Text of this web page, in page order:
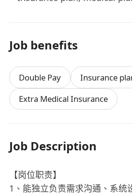
Job benefits
Double Pay
Insurance
Extra Medical Insurance
Job Description
【岗位职责】
1、能独立负责需求沟通、系统